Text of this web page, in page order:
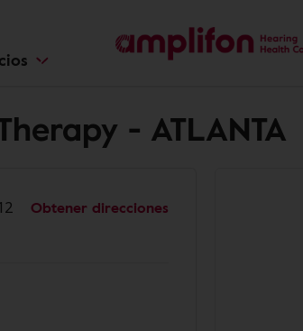
- ATLANTA
Obtener direcciones